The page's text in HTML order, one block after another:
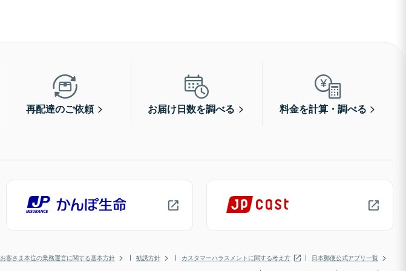
再配達のご依頼 お届け日数を調べる 料金を計算・調べる
お客さま本位の業務運営に関する基本方針 勧誘方針 カスタマーハラスメントに関する考え方
日本郵便公式アプリ一覧